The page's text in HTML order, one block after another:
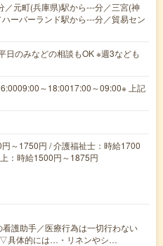
／元町(兵庫県)駅から---分／三宮(神
ーバーランド駅から---分／貿易セン
日のみなどの相談もOK ※週3なども
～18:0017:00～09:00※ 上記
～1750円 / 介護福祉士：時給1700
：時給1500円～1875円
護助手／医療行為は一切行わない
▽具体的には…・リネンやシ…